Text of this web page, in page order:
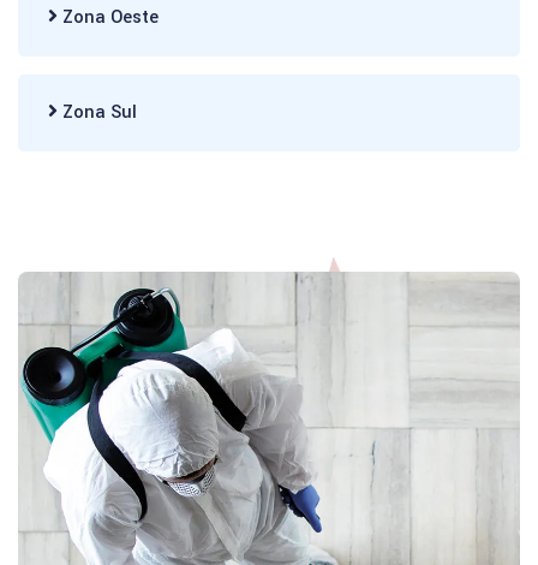
Zona Oeste
Zona Sul